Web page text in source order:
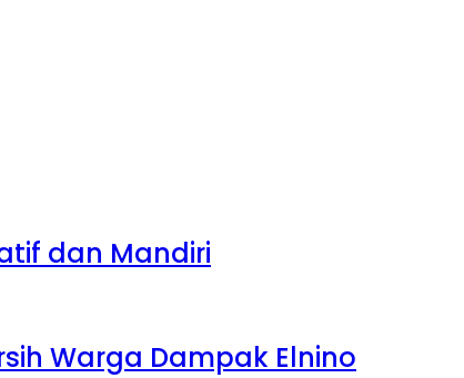
dan Mandiri
Warga Dampak Elnino